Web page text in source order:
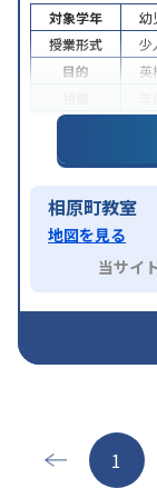
対象学年 幼
授業形式
少
目的
英
相原町教室
地図を見る
当サイ
1